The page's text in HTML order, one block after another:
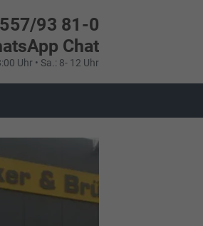
93 81-0
Chat
Uhr • Sa.: 8- 12 Uhr